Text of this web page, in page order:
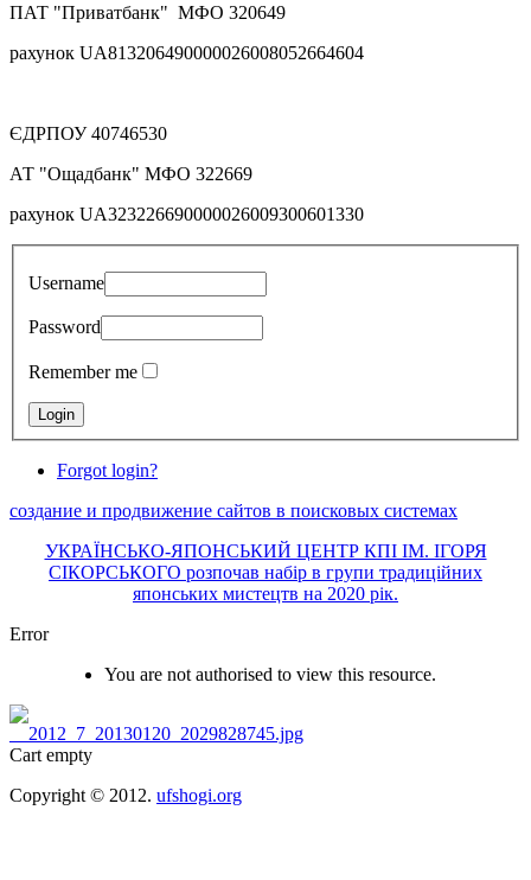
ПАТ "Приватбанк" МФО 320649
рахунок UA813206490000026008052664604
ЄДРПОУ 40746530
АТ "Ощадбанк" МФО 322669
рахунок UA323226690000026009300601330
Username
Password
Remember me
Forgot login?
создание и продвижение сайтов в поисковых системах
УКРАЇНСЬКО-ЯПОНСЬКИЙ ЦЕНТР КПІ ІМ. ІГОРЯ
СІКОРСЬКОГО розпочав набір в групи традиційних
японських мистецтв на 2020 рік.
Error
You are not authorised to view this resource.
Cart empty
Copyright © 2012. ufshogi.org